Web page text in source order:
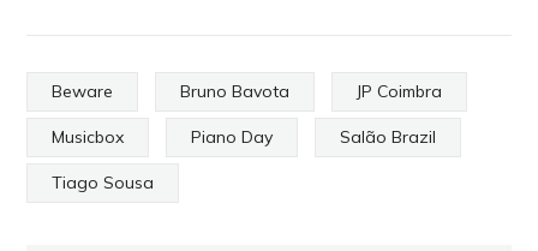
Beware Bruno Bavota JP Coimbra
Musicbox Piano Day Salão Brazil
Tiago Sousa